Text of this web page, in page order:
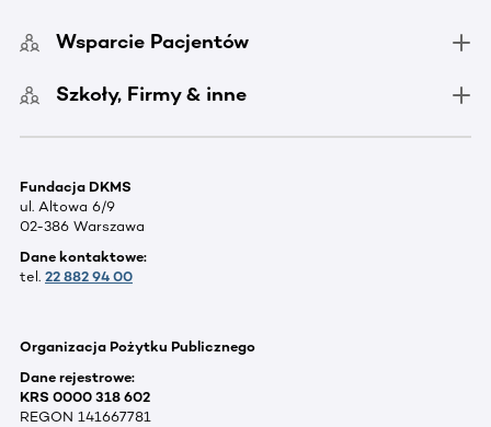
Wsparcie Pacjentów
Szkoły, Firmy & inne
Fundacja DKMS
ul. Altowa 6/9
02-386 Warszawa
Dane kontaktowe:
tel. 22 882 94 00
Organizacja Pożytku Publicznego
Dane rejestrowe:
KRS 0000 318 602
REGON 141667781